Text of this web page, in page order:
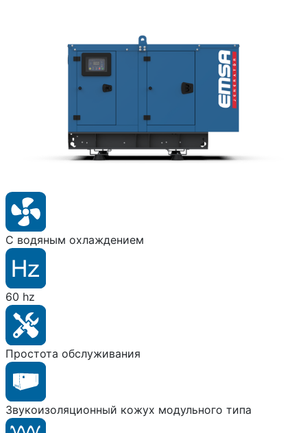
С водяным охлаждением
60 hz
Простота обслуживания
Звукоизоляционный кожух модульного типа